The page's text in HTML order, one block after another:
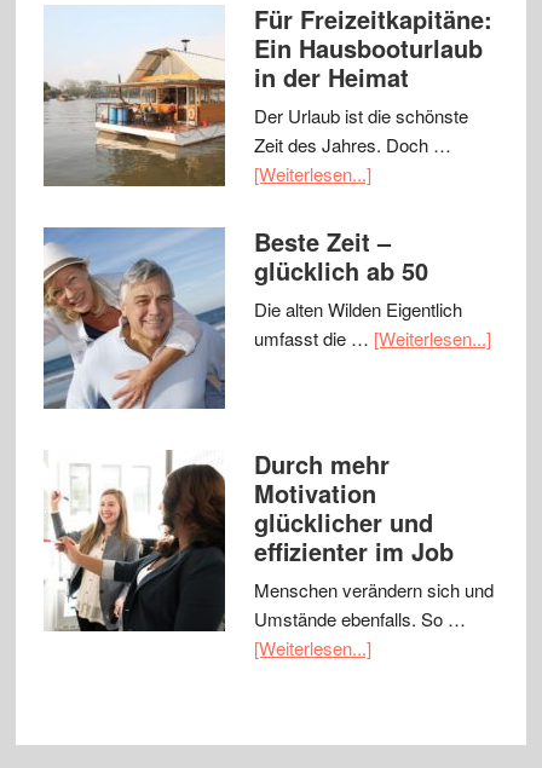
Für Freizeitkapitäne:
Ein Hausbooturlaub
in der Heimat
Der Urlaub ist die schönste
Zeit des Jahres. Doch …
[Weiterlesen...]
Beste Zeit –
glücklich ab 50
Die alten Wilden Eigentlich
umfasst die … [Weiterlesen...]
Durch mehr
Motivation
glücklicher und
effizienter im Job
Menschen verändern sich und
Umstände ebenfalls. So …
[Weiterlesen...]